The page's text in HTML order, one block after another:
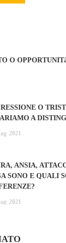
O
O
A
2021
ANSIA,
SONO E QUALI
2021